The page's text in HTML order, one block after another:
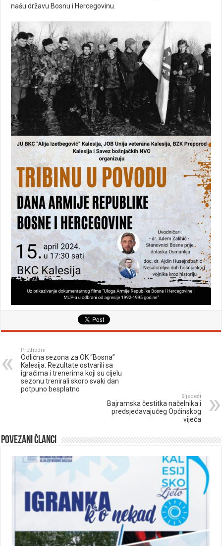
našu državu Bosnu i Hercegovinu.
Prethodni
Odlična sezona za OK “Bosna”
Kalesija: Rezultate ostvarili sa
igračima i trenerima koji su cijelu
sezonu trenirali skoro svaki dan
potpuno besplatno
Sljedeći
Bajramska čestitka načelnika i
predsjedavajućeg Općinskog
vijeća
Povezani članci